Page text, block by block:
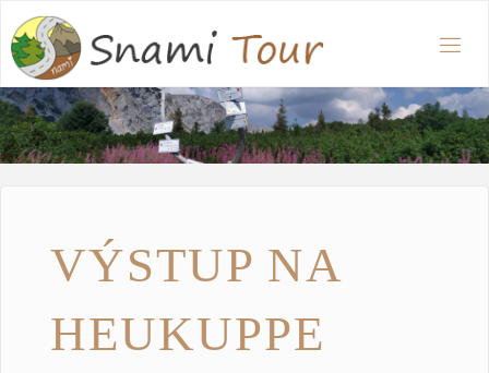
VÝSTUP NA
HEUKUPPE